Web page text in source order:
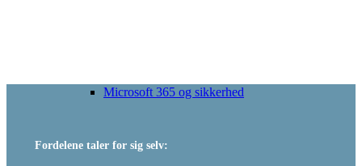
Microsoft 365 og sikkerhed
Fordelene taler for sig selv: